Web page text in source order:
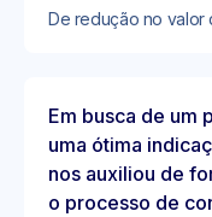
De redução no valor
Em busca de um
uma ótima
nos auxiliou de
o processo de